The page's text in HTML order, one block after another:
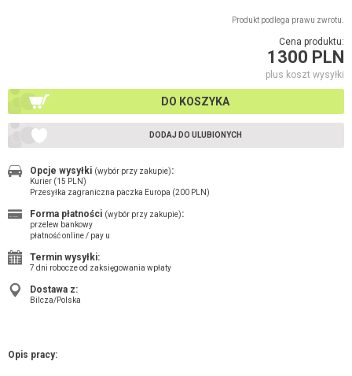
Produkt podlega prawu zwrotu.
Cena produktu:
1300 PLN
plus koszt wysyłki
DO KOSZYKA
DODAJ DO ULUBIONYCH
Opcje wysyłki (wybór przy zakupie):
Kurier (15 PLN)
Przesyłka zagraniczna paczka Europa (200 PLN)
Forma płatności (wybór przy zakupie):
przelew bankowy
płatność online / pay u
Termin wysyłki:
7 dni robocze od zaksięgowania wpłaty
Dostawa z:
Bilcza/Polska
Opis pracy: